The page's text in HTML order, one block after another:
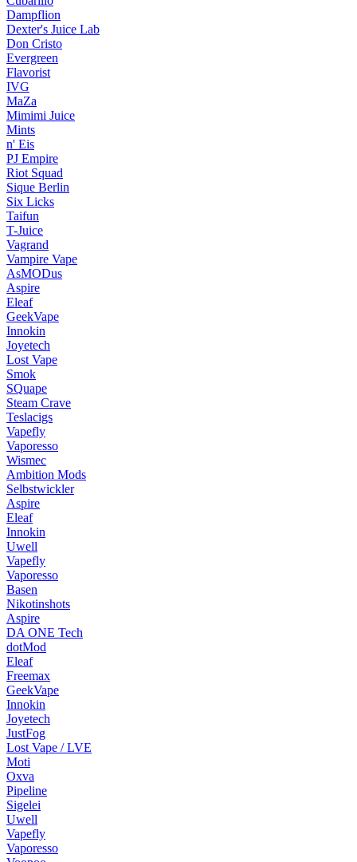
Dampflion
Dexter's Juice Lab
Don Cristo
Evergreen
Flavorist
IVG
MaZa
Mimimi Juice
Mints
n' Eis
PJ Empire
Riot Squad
Sique Berlin
Six Licks
Taifun
T-Juice
Vagrand
Vampire Vape
AsMODus
Aspire
Eleaf
GeekVape
Innokin
Joyetech
Lost Vape
Smok
SQuape
Steam Crave
Teslacigs
Vapefly
Vaporesso
Wismec
Ambition Mods
Selbstwickler
Aspire
Eleaf
Innokin
Uwell
Vapefly
Vaporesso
Basen
Nikotinshots
Aspire
DA ONE Tech
dotMod
Eleaf
Freemax
GeekVape
Innokin
Joyetech
JustFog
Lost Vape / LVE
Moti
Oxva
Pipeline
Sigelei
Uwell
Vapefly
Vaporesso